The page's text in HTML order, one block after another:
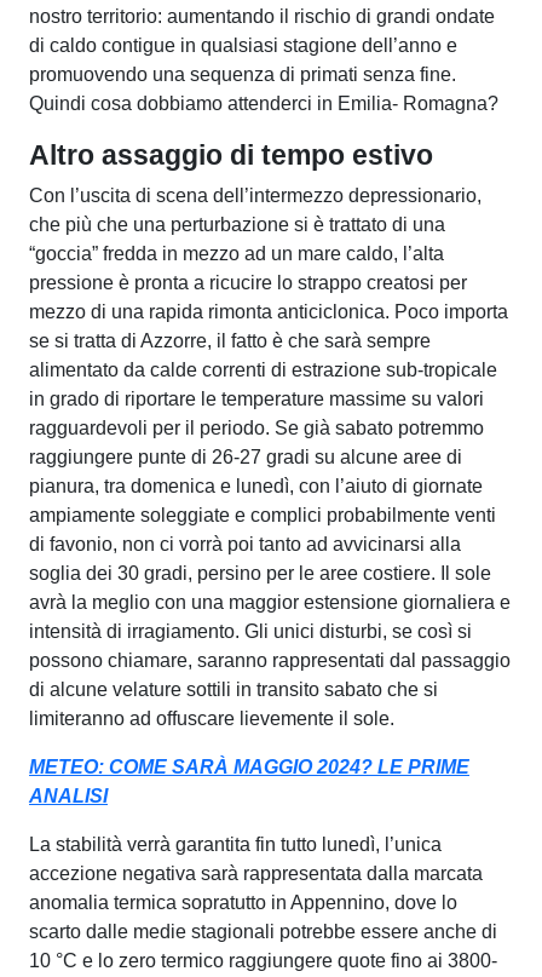
nostro territorio: aumentando il rischio di grandi ondate
di caldo contigue in qualsiasi stagione dell’anno e
promuovendo una sequenza di primati senza fine.
Quindi cosa dobbiamo attenderci in Emilia- Romagna?
Altro assaggio di tempo estivo
Con l’uscita di scena dell’intermezzo depressionario,
che più che una perturbazione si è trattato di una
“goccia” fredda in mezzo ad un mare caldo, l’alta
pressione è pronta a ricucire lo strappo creatosi per
mezzo di una rapida rimonta anticiclonica. Poco importa
se si tratta di Azzorre, il fatto è che sarà sempre
alimentato da calde correnti di estrazione sub-tropicale
in grado di riportare le temperature massime su valori
ragguardevoli per il periodo. Se già sabato potremmo
raggiungere punte di 26-27 gradi su alcune aree di
pianura, tra domenica e lunedì, con l’aiuto di giornate
ampiamente soleggiate e complici probabilmente venti
di favonio, non ci vorrà poi tanto ad avvicinarsi alla
soglia dei 30 gradi, persino per le aree costiere. Il sole
avrà la meglio con una maggior estensione giornaliera e
intensità di irragiamento. Gli unici disturbi, se così si
possono chiamare, saranno rappresentati dal passaggio
di alcune velature sottili in transito sabato che si
limiteranno ad offuscare lievemente il sole.
METEO: COME SARÀ MAGGIO 2024? LE PRIME
ANALISI
La stabilità verrà garantita fin tutto lunedì, l’unica
accezione negativa sarà rappresentata dalla marcata
anomalia termica sopratutto in Appennino, dove lo
scarto dalle medie stagionali potrebbe essere anche di
10 °C e lo zero termico raggiungere quote fino ai 3800-